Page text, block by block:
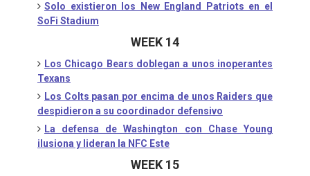
Solo existieron los New England Patriots en el
SoFi Stadium
WEEK 14
Los Chicago Bears doblegan a unos inoperantes
Texans
Los Colts pasan por encima de unos Raiders que
despidieron a su coordinador defensivo
La defensa de Washington con Chase Young
ilusiona y lideran la NFC Este
WEEK 15